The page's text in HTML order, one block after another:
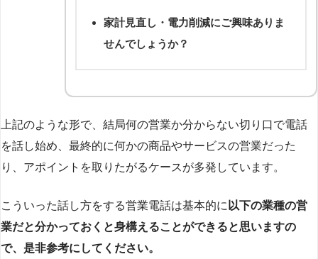
家計見直し・電力削減にご興味ありま
せんでしょうか？
上記のような形で、結局何の営業か分からない切り口で電話
を話し始め、最終的に何かの商品やサービスの営業だった
り、アポイントを取りたがるケースが多発しています。
こういった話し方をする営業電話は基本的に 以下の業種の営
業だと分かっておくと身構えることができると思いますの
で、是非参考にしてください。